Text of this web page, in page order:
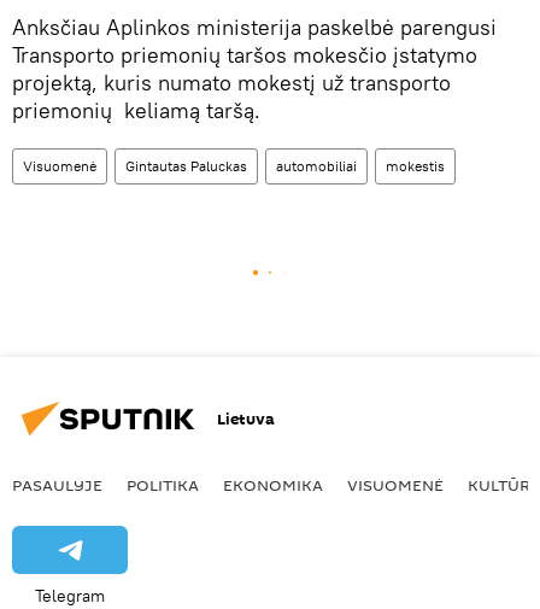
Anksčiau Aplinkos ministerija paskelbė parengusi
Transporto priemonių taršos mokesčio įstatymo
projektą, kuris numato mokestį už transporto
priemonių keliamą taršą.
Visuomenė Gintautas Paluckas automobiliai mokestis
Lietuva
PASAULYJE POLITIKA EKONOMIKA VISUOMENĖ KULTŪRA
Telegram